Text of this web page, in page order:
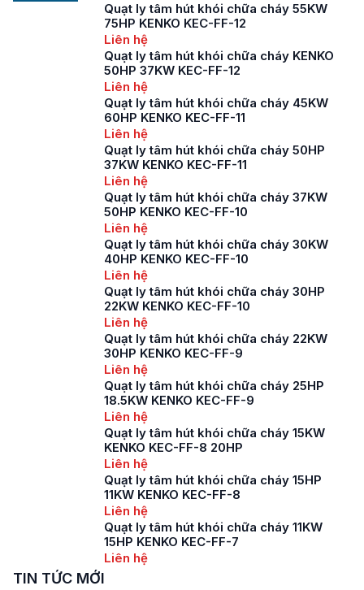
Quạt ly tâm hút khói chữa cháy 55KW
75HP KENKO KEC-FF-12
Liên hệ
Quạt ly tâm hút khói chữa cháy KENKO
50HP 37KW KEC-FF-12
Liên hệ
Quạt ly tâm hút khói chữa cháy 45KW
60HP KENKO KEC-FF-11
Liên hệ
Quạt ly tâm hút khói chữa cháy 50HP
37KW KENKO KEC-FF-11
Liên hệ
Quạt ly tâm hút khói chữa cháy 37KW
50HP KENKO KEC-FF-10
Liên hệ
Quạt ly tâm hút khói chữa cháy 30KW
40HP KENKO KEC-FF-10
Liên hệ
Quạt ly tâm hút khói chữa cháy 30HP
22KW KENKO KEC-FF-10
Liên hệ
Quạt ly tâm hút khói chữa cháy 22KW
30HP KENKO KEC-FF-9
Liên hệ
Quạt ly tâm hút khói chữa cháy 25HP
18.5KW KENKO KEC-FF-9
Liên hệ
Quạt ly tâm hút khói chữa cháy 15KW
KENKO KEC-FF-8 20HP
Liên hệ
Quạt ly tâm hút khói chữa cháy 15HP
11KW KENKO KEC-FF-8
Liên hệ
Quạt ly tâm hút khói chữa cháy 11KW
15HP KENKO KEC-FF-7
Liên hệ
TIN TỨC MỚI